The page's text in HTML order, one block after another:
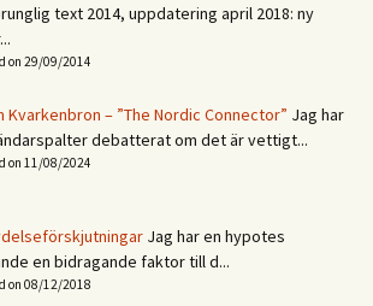
text 2014, uppdatering april 2018: ny
on 29/09/2014
Kvarkenbron – ”The Nordic Connector” Jag har
debatterat om det är vettigt...
on 11/08/2024
Jag har en hypotes
en bidragande faktor till d...
on 08/12/2018